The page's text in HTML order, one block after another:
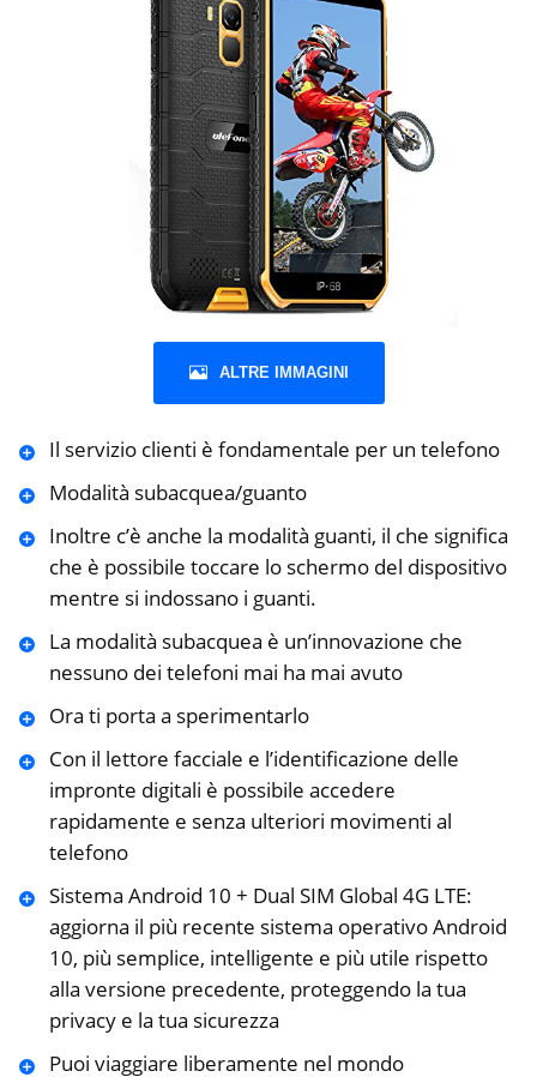
ALTRE IMMAGINI
Il servizio clienti è fondamentale per un telefono
Modalità subacquea/guanto
Inoltre c’è anche la modalità guanti, il che significa
che è possibile toccare lo schermo del dispositivo
mentre si indossano i guanti.
La modalità subacquea è un’innovazione che
nessuno dei telefoni mai ha mai avuto
Ora ti porta a sperimentarlo
Con il lettore facciale e l’identificazione delle
impronte digitali è possibile accedere
rapidamente e senza ulteriori movimenti al
telefono
Sistema Android 10 + Dual SIM Global 4G LTE:
aggiorna il più recente sistema operativo Android
10, più semplice, intelligente e più utile rispetto
alla versione precedente, proteggendo la tua
privacy e la tua sicurezza
Puoi viaggiare liberamente nel mondo